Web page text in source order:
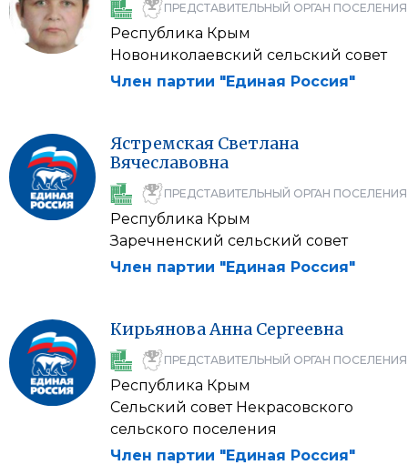
ПРЕДСТАВИТЕЛЬНЫЙ ОРГАН ПОСЕЛЕНИЯ
Республика Крым
Новониколаевский сельский совет
Член партии "Единая Россия"
Ястремская Светлана
Вячеславовна
ПРЕДСТАВИТЕЛЬНЫЙ ОРГАН ПОСЕЛЕНИЯ
Республика Крым
Заречненский сельский совет
Член партии "Единая Россия"
КирьяноваАнна Сергеевна
ПРЕДСТАВИТЕЛЬНЫЙ ОРГАН ПОСЕЛЕНИЯ
Республика Крым
Сельский совет Некрасовского
сельского поселения
Член партии "Единая Россия"